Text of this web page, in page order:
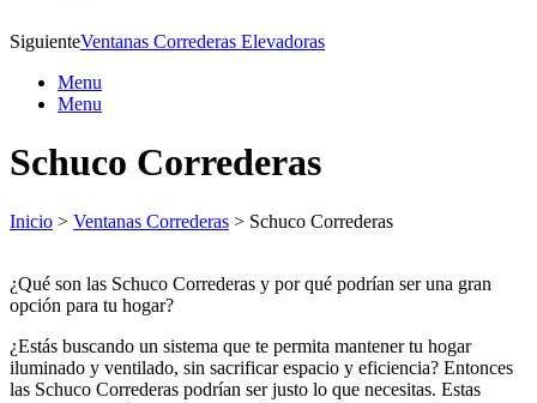
SiguienteVentanas Correderas Elevadoras
Menu
Menu
Schuco Correderas
Inicio > Ventanas Correderas > Schuco Correderas
¿Qué son las Schuco Correderas y por qué podrían ser una gran
opción para tu hogar?
¿Estás buscando un sistema que te permita mantener tu hogar
iluminado y ventilado, sin sacrificar espacio y eficiencia? Entonces
las Schuco Correderas podrían ser justo lo que necesitas. Estas